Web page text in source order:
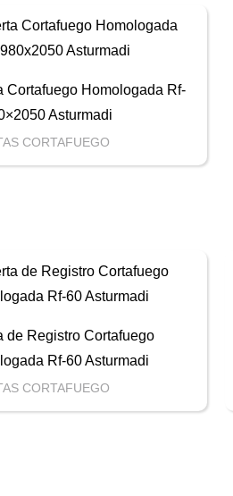
Cortafuego Homologada Rf-
Asturmadi
CORTAFUEGO
de Registro Cortafuego
Rf-60 Asturmadi
CORTAFUEGO